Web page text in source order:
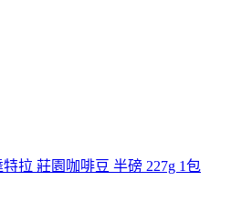
拉 莊園咖啡豆 半磅 227g 1包